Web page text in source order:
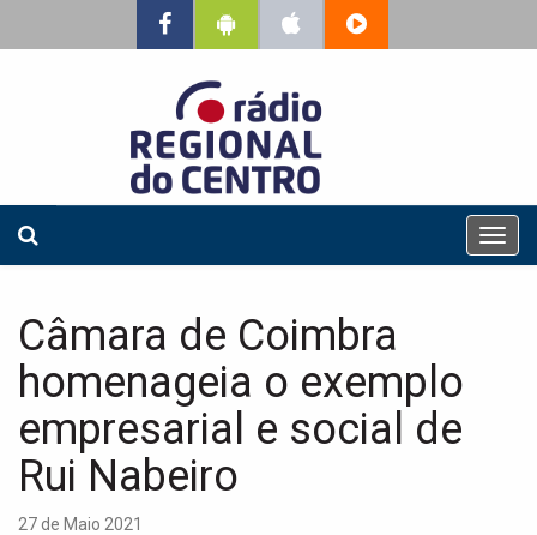
T
o
Câmara de Coimbra
homenageia o exemplo
empresarial e social de
Rui Nabeiro
27 de Maio 2021